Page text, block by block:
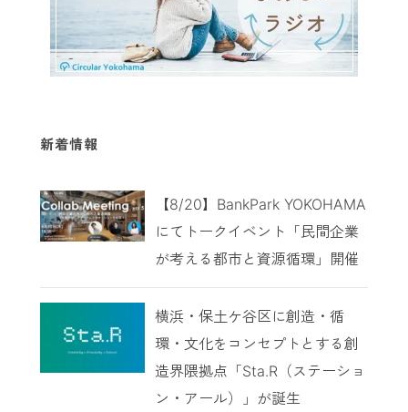
新着情報
【8/20】BankPark YOKOHAMA
にてトークイベント「民間企業
が考える都市と資源循環」開催
横浜・保土ケ谷区に創造・循
環・文化をコンセプトとする創
造界隈拠点「Sta.R（ステーショ
ン・アール）」が誕生